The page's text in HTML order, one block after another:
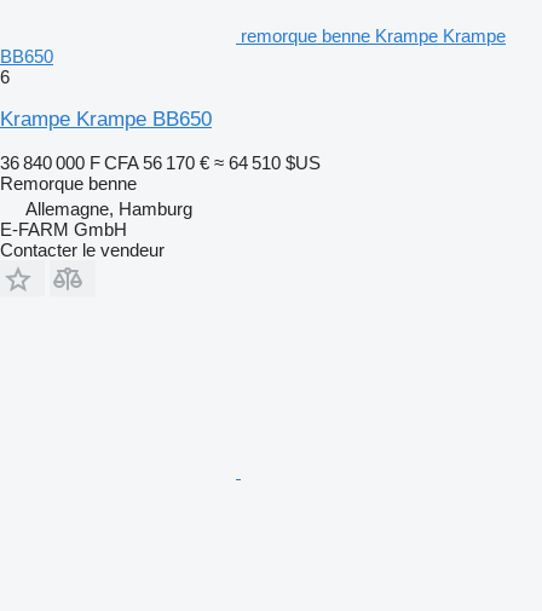
remorque benne Krampe Krampe
BB650
6
Krampe Krampe BB650
36 840 000 F CFA 56 170 € ≈ 64 510 $US
Remorque benne
Allemagne, Hamburg
E-FARM GmbH
Contacter le vendeur